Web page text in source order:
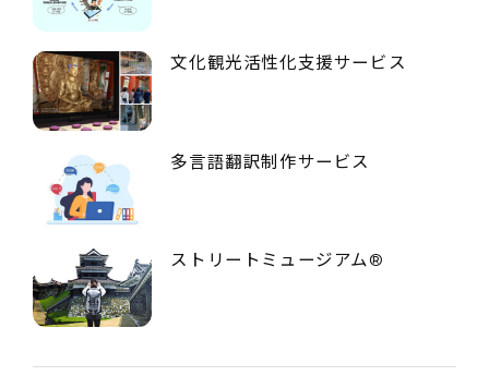
文化観光活性化支援サービス
多言語翻訳制作サービス
ストリートミュージアム®